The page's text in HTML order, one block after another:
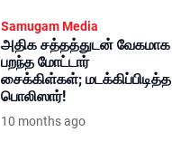
Samugam Media
அதிக சத்தத்துடன் வேகமாக
பறந்த மோட்டார்
சைக்கிள்கள்; மடக்கிப்பிடித்த
பொலிஸார்!
10 months ago